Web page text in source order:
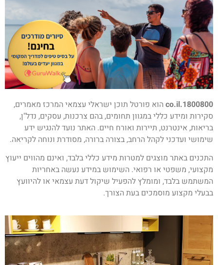
1800800.co.il
הוא פורטל תוכן ישראלי עצמאי המרכז מאמרים,
סקירות ומידע כללי במגוון תחומים, בהם צרכנות, עסקים, נדל"ן,
בריאות, אינטרנט, תיירות ואורח חיים. האתר נועד להנגיש ידע
שימושי ועדכני לקהל הרחב, בצורה ברורה, מסודרת ונוחה לקריאה.
התכנים באתר מוצגים למטרות מידע כללי בלבד, ואינם מהווים ייעוץ
מקצועי, משפטי או רפואי. השימוש במידע נעשה באחריות
המשתמש בלבד, ומומלץ להפעיל שיקול דעת עצמאי או להיוועץ
בבעלי מקצוע מוסמכים בעת הצורך.